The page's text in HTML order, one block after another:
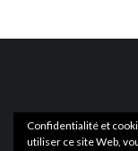
Confidentialité et
utiliser ce site Web,